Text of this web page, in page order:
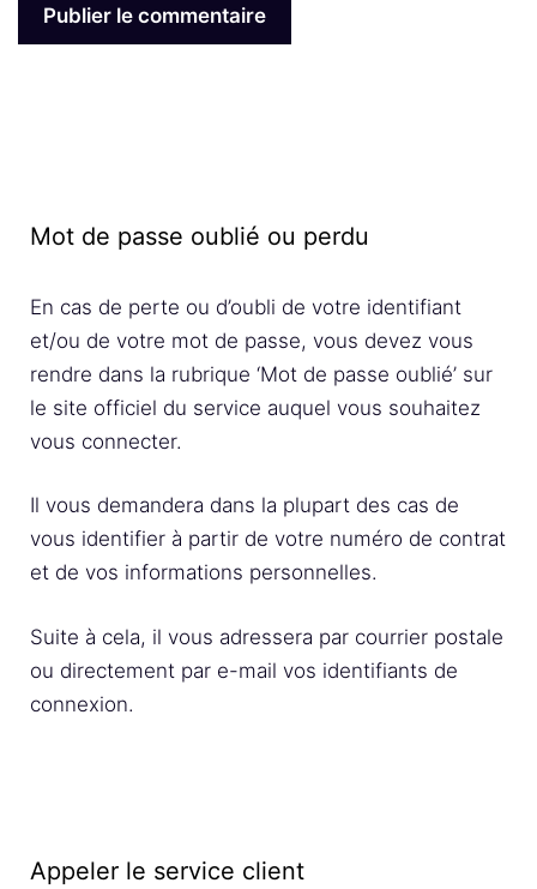
Mot de passe oublié ou perdu
En cas de perte ou d’oubli de votre identifiant
et/ou de votre mot de passe, vous devez vous
rendre dans la rubrique ‘Mot de passe oublié’ sur
le site officiel du service auquel vous souhaitez
vous connecter.
Il vous demandera dans la plupart des cas de
vous identifier à partir de votre numéro de contrat
et de vos informations personnelles.
Suite à cela, il vous adressera par courrier postale
ou directement par e-mail vos identifiants de
connexion.
Appeler le service client